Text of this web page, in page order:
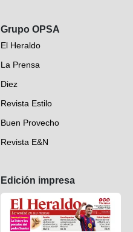
Grupo OPSA
El Heraldo
La Prensa
Diez
Revista Estilo
Buen Provecho
Revista E&N
Edición impresa